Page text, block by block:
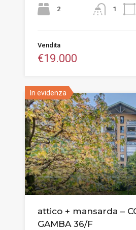
2 1
Vendita
€19.000
In evidenza
attico + mansarda –
GAMBA 36/F